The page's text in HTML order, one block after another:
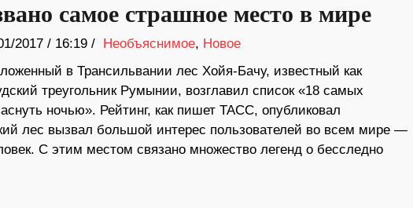
самое страшное место в мире
2017/ 16:19 / Необъяснимое, Новое
в Трансильвании лес Хойя-Бачу, известный как
треугольник Румынии, возглавил список «18 самых
ночью». Рейтинг, как пишет ТАСС, опубликовал
лес вызвал большой интерес пользователей во всем мире —
С этим местом связано множество легенд о бесследно